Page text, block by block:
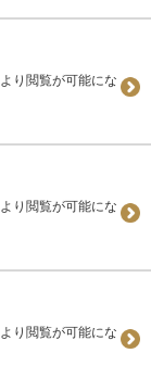
り閲覧が可能にな
り閲覧が可能にな
り閲覧が可能にな